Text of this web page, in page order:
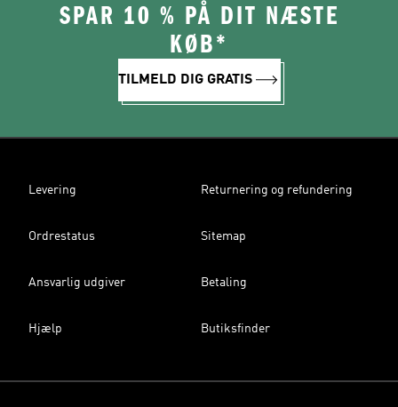
SPAR 10 % PÅ DIT NÆSTE
KØB*
TILMELD DIG GRATIS
Levering Returnering og refundering
Ordrestatus Sitemap
Ansvarlig udgiver Betaling
Hjælp Butiksfinder